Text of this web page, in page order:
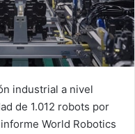
industrial a nivel
de 1.012 robots por
World Robotics